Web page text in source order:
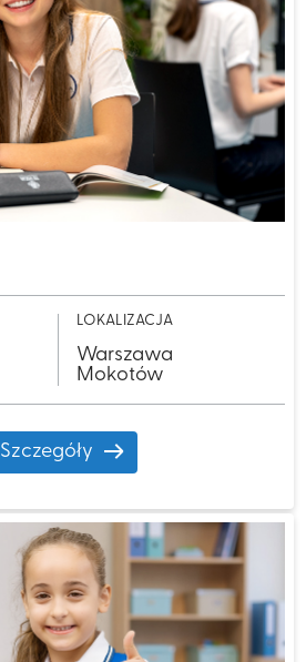
LOKALIZACJA
Warszawa
Mokotów
Szczegóły